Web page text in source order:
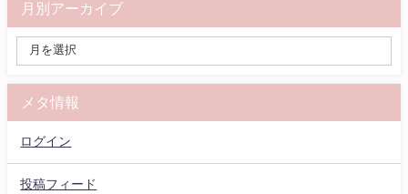
月別アーカイブ
メタ情報
ログイン
投稿フィード